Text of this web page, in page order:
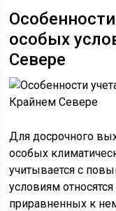
особых
Севере
Для досрочного
особых
учитывается с
условиям
приравненных к